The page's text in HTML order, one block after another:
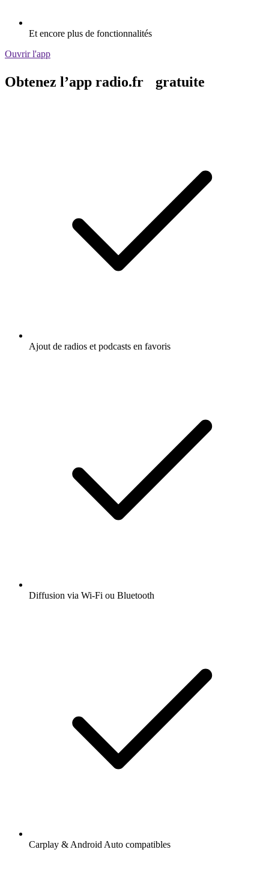
Et encore plus de fonctionnalités
Ouvrir l'app
Obtenez l’app radio.fr gratuite
Ajout de radios et podcasts en favoris
Diffusion via Wi-Fi ou Bluetooth
Carplay & Android Auto compatibles